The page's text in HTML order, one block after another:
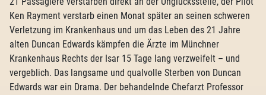
Ken Rayment verstarb einen Monat später an seinen schweren
Verletzung im Krankenhaus und um das Leben des 21 Jahre
alten Duncan Edwards kämpfen die Ärzte im Münchner
Krankenhaus Rechts der Isar 15 Tage lang verzweifelt – und
vergeblich. Das langsame und qualvolle Sterben von Duncan
Edwards war ein Drama. Der behandelnde Chefarzt Professor